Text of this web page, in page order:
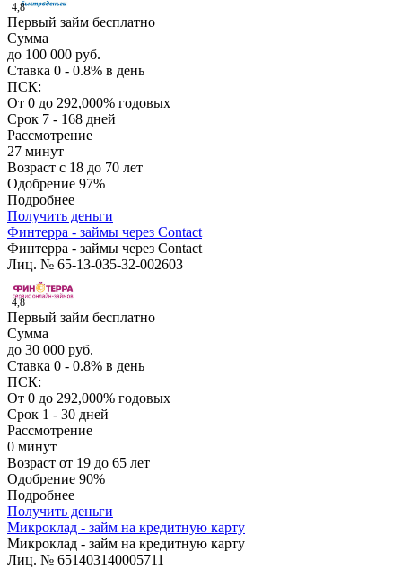
4,8
Первый займ бесплатно
Сумма
до 100 000 руб.
Ставка 0 - 0.8% в день
ПСК:
От 0 до 292,000% годовых
Срок 7 - 168 дней
Рассмотрение
27 минут
Возраст с 18 до 70 лет
Одобрение 97%
Подробнее
Получить деньги
Финтерра - займы через Contact
Финтерра - займы через Contact
Лиц. № 65-13-035-32-002603
4,8
Первый займ бесплатно
Сумма
до 30 000 руб.
Ставка 0 - 0.8% в день
ПСК:
От 0 до 292,000% годовых
Срок 1 - 30 дней
Рассмотрение
0 минут
Возраст от 19 до 65 лет
Одобрение 90%
Подробнее
Получить деньги
Микроклад - займ на кредитную карту
Микроклад - займ на кредитную карту
Лиц. № 651403140005711